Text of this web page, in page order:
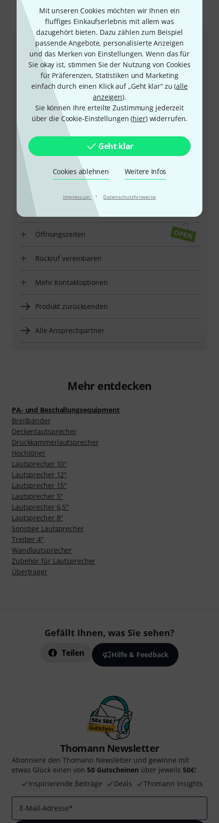
Mit unseren Cookies möchten wir Ihnen ein
fluffiges Einkaufserlebnis mit allem was
dazugehört bieten. Dazu zählen zum Beispiel
passende Angebote, personalisierte Anzeigen
und das Merken von Einstellungen. Wenn das für
Sie okay ist, stimmen Sie der Nutzung von Cookies
für Präferenzen, Statistiken und Marketing
einfach durch einen Klick auf „Geht klar“ zu (alle
anzeigen).
Sie können Ihre erteilte Zustimmung jederzeit
über die Cookie-Einstellungen (hier) widerrufen.
Geht klar
Cookies ablehnen Weitere Infos
Impressum · Datenschutzhinweise
So erreichen Sie uns
Kundenservice
+49-9546-9223-66
Unser Thomann Team Kundenservice steht Ihnen bei
allen Fragen und Problemen nach dem Kauf zur Seite.
Kundennummer bereithalten
Öffnungszeiten
Rückruf vereinbaren
Mehr Kontaktoptionen
Produkt zurücksenden
Alle Ansprechpartner
Mehr entdecken
PA- und Beschallungsequipment
Breitbänder
Deckenlautsprecher
Druckkammerlautsprecher
Hochtöner
Lautsprecher 10"
Lautsprecher 12"
Lautsprecher 15"
Lautsprecher 5"
Lautsprecher 6,5"
Lautsprecher 8"
Sonstige Lautsprecher
Treiber 4"
Wandlautsprecher
Zubehör für Lautsprecher
Übertrager
Gefällt Ihnen, was Sie sehen?
Teilen Hilfe & Feedback
Thomann Newsletter
Abonniere den Thomann Newsletter und gewinne mit
etwas Glück einen von 50 Gutscheinen über jeweils 50€!
Inspirierende Beiträge
Deals Thomann Insights
E-Mail-Adresse*